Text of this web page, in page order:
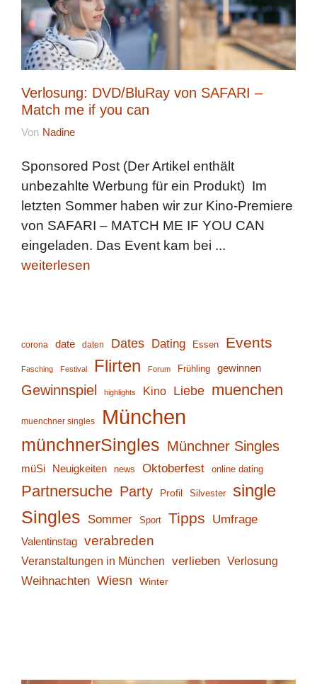
Verlosung: DVD/BluRay von SAFARI –
Match me if you can
Von Nadine
Sponsored Post (Der Artikel enthält
unbezahlte Werbung für ein Produkt) Im
letzten Sommer haben wir zur Kino-Premiere
von SAFARI – MATCH ME IF YOU CAN
eingeladen. Das Event kam bei ...
weiterlesen
corona date daten Dates Dating Essen Events
Fasching Festival Flirten Forum Frühling gewinnen
Gewinnspiel highlights Kino Liebe muenchen
muenchner singles München
münchnerSingles Münchner Singles
müSi Neuigkeiten news Oktoberfest online dating
Partnersuche Party Profil Silvester single
Singles Sommer Sport Tipps Umfrage
Valentinstag verabreden
Veranstaltungen in München verlieben Verlosung
Weihnachten Wiesn Winter